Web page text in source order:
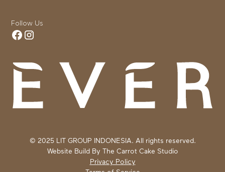
Follow Us
© 2025 LIT GROUP INDONESIA. All rights reserved.
Website Build By
The Carrot Cake Studio
Privacy Policy